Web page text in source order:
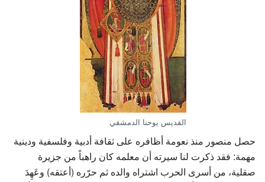
القديس يوحنا الدمشقي
حصل منصور منذ نعومة أظافره على ثقافة أدبية وفلسفية ودينية
مهمة: فقد ذكرت لنا سيرته أن معلمه كان راهباً من جزيرة
صقلية، من أسرى الحرب اشتراه والده ثم حرّره (أعتقه) وعَهِدَ